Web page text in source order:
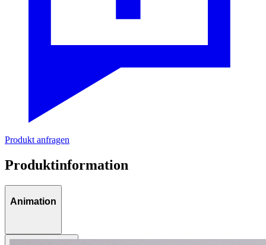
Produkt anfragen
Produktinformation
Animation